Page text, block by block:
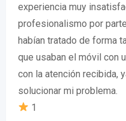
experiencia muy
profesionalismo por
habían tratado de forma
que usaban el móvil con
con la atención recibida,
solucionar mi problema.
1